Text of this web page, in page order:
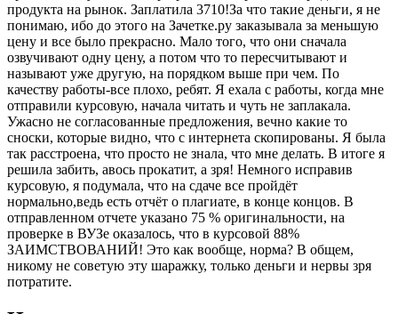
продукта на рынок. Заплатила 3710!За что такие деньги, я не
понимаю, ибо до этого на Зачетке.ру заказывала за меньшую
цену и все было прекрасно. Мало того, что они сначала
озвучивают одну цену, а потом что то пересчитывают и
называют уже другую, на порядком выше при чем. По
качеству работы-все плохо, ребят. Я ехала с работы, когда мне
отправили курсовую, начала читать и чуть не заплакала.
Ужасно не согласованные предложения, вечно какие то
сноски, которые видно, что с интернета скопированы. Я была
так расстроена, что просто не знала, что мне делать. В итоге я
решила забить, авось прокатит, а зря! Немного исправив
курсовую, я подумала, что на сдаче все пройдёт
нормально,ведь есть отчёт о плагиате, в конце концов. В
отправленном отчете указано 75 % оригинальности, на
проверке в ВУЗе оказалось, что в курсовой 88%
ЗАИМСТВОВАНИЙ! Это как вообще, норма? В общем,
никому не советую эту шаражку, только деньги и нервы зря
потратите.